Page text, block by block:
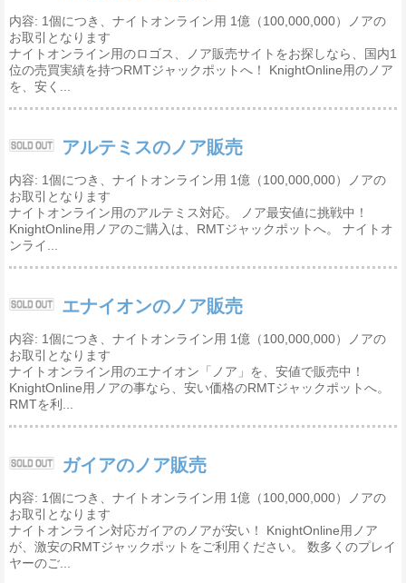
内容: 1個につき、ナイトオンライン用 1億（100,000,000）ノアの
お取引となります
ナイトオンライン用のロゴス、ノア販売サイトをお探しなら、国内1
位の売買実績を持つRMTジャックポットへ！ KnightOnline用のノア
を、安く...
アルテミスのノア販売
内容: 1個につき、ナイトオンライン用 1億（100,000,000）ノアの
お取引となります
ナイトオンライン用のアルテミス対応。 ノア最安値に挑戦中！
KnightOnline用ノアのご購入は、RMTジャックポットへ。 ナイトオ
ンライ...
エナイオンのノア販売
内容: 1個につき、ナイトオンライン用 1億（100,000,000）ノアの
お取引となります
ナイトオンライン用のエナイオン「ノア」を、安値で販売中！
KnightOnline用ノアの事なら、安い価格のRMTジャックポットへ。
RMTを利...
ガイアのノア販売
内容: 1個につき、ナイトオンライン用 1億（100,000,000）ノアの
お取引となります
ナイトオンライン対応ガイアのノアが安い！ KnightOnline用ノア
が、激安のRMTジャックポットをご利用ください。 数多くのプレイ
ヤーのご...